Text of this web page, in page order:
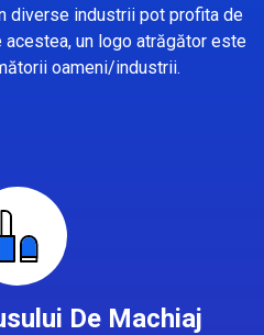
diverse industrii pot profita de
acestea, un logo atrăgător este
oameni/industrii.
De Machiaj